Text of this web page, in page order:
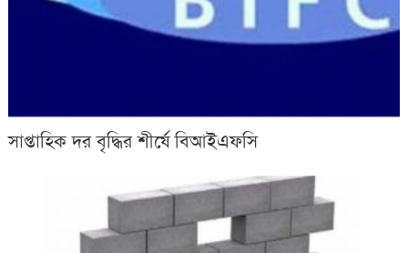
সাপ্তাহিক দর বৃদ্ধির শীর্ষে বিআইএফসি